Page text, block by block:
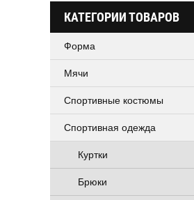
КАТЕГОРИИ ТОВАРОВ
Форма
Мячи
Спортивные костюмы
Спортивная одежда
Куртки
Брюки